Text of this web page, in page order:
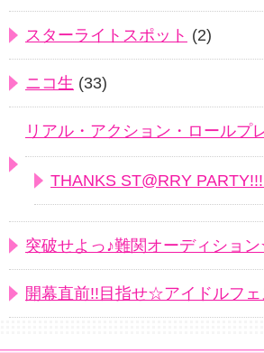
スターライトスポット (2)
ニコ生 (33)
リアル・アクション・ロールプ
THANKS ST@RRY
突破せよっ♪難関オーディショ
開幕直前!!目指せ☆アイドルフ